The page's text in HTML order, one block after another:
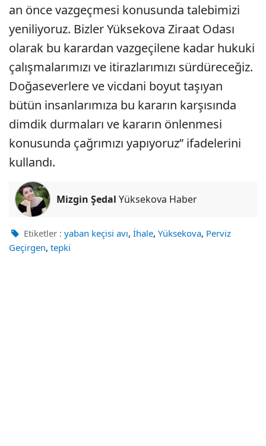
an önce vazgeçmesi konusunda talebimizi
yeniliyoruz. Bizler Yüksekova Ziraat Odası
olarak bu karardan vazgeçilene kadar hukuki
çalışmalarımızı ve itirazlarımızı sürdüreceğiz.
Doğaseverlere ve vicdani boyut taşıyan
bütün insanlarımıza bu kararın karşısında
dimdik durmaları ve kararın önlenmesi
konusunda çağrımızı yapıyoruz” ifadelerini
kullandı.
Mizgin Şedal Yüksekova Haber
Etiketler : yaban keçisi avı, İhale, Yüksekova, Perviz
Geçirgen, tepki